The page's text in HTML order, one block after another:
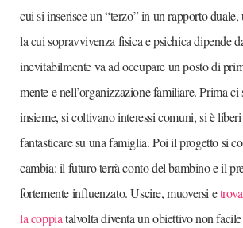
cui si inserisce un “terzo” in un rapporto
la cui sopravvivenza fisica e psichica dipende
inevitabilmente va ad occupare un posto di
mente e nell’organizzazione familiare. Prima ci
insieme, si coltivano interessi comuni, si è
fantasticare su una famiglia. Poi il progetto si
cambia: il futuro terrà conto del bambino e il
fortemente influenzato. Uscire, muoversi e
la coppiatalvolta diventa un obiettivo non